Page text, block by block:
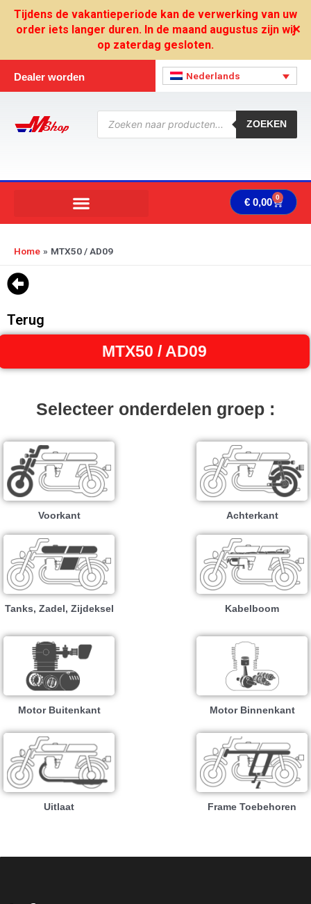
Tijdens de vakantieperiode kan de verwerking van uw
order iets langer duren. In de maand augustus zijn wij
op zaterdag gesloten.
✕
Dealer worden Nederlands
Producten
zoeken
ZOEKEN
€ 0,00 0
Home MTX50 / AD09
Terug
MTX50 / AD09
Selecteer onderdelen groep :
Voorkant Achterkant
Tanks, Zadel, Zijdeksel Kabelboom
Motor Buitenkant Motor Binnenkant
Uitlaat Frame Toebehoren